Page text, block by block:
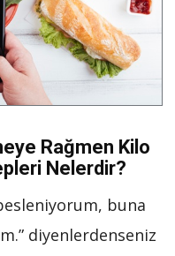
Rağmen Kilo
Nelerdir?
buna
diyenlerdenseniz